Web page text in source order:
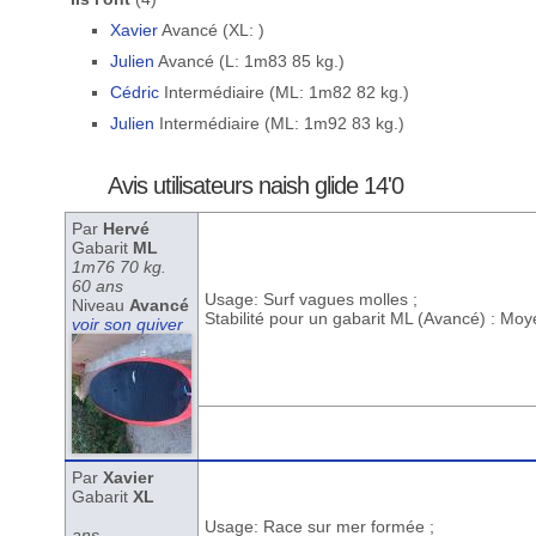
XavierAvancé (XL: )
Julien Avancé (L: 1m83 85 kg.)
CédricIntermédiaire (ML: 1m82 82 kg.)
Julien Intermédiaire (ML: 1m92 83 kg.)
Avis utilisateurs naish glide 14'0
Par Hervé
Gabarit ML
1m76 70 kg.
60 ans
Niveau Avancé
voir son quiver
Usage: Surf vagues molles ;
Stabilité pour un gabarit ML (Avancé) :
Par Xavier
Gabarit XL
Usage: Race sur mer formée ;